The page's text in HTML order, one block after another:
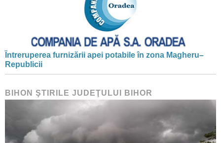
Întreruperea furnizării apei potabile în zona Magheru–
Republicii
BIHON ŞTIRILE JUDEŢULUI BIHOR